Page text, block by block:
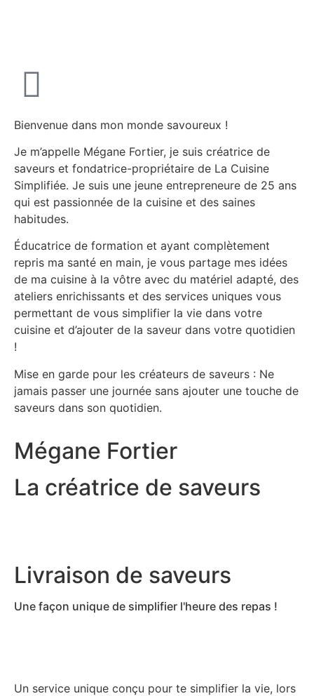
Bienvenue dans mon monde savoureux !
Je m’appelle Mégane Fortier, je suis créatrice de
saveurs et fondatrice-propriétaire de La Cuisine
Simplifiée. Je suis une jeune entrepreneure de 25 ans
qui est passionnée de la cuisine et des saines
habitudes.
Éducatrice de formation et ayant complètement
repris ma santé en main, je vous partage mes idées
de ma cuisine à la vôtre avec du matériel adapté, des
ateliers enrichissants et des services uniques vous
permettant de vous simplifier la vie dans votre
cuisine et d’ajouter de la saveur dans votre quotidien
!
Mise en garde pour les créateurs de saveurs : Ne
jamais passer une journée sans ajouter une touche de
saveurs dans son quotidien.
Mégane Fortier
La créatrice de saveurs
Livraison de saveurs
Une façon unique de simplifier l'heure des repas !
Un service unique conçu pour te simplifier la vie, lors